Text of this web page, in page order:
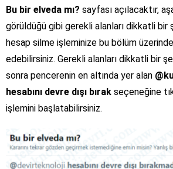
Bu bir elveda mı? sayfası açılacaktır,
görüldüğü gibi gerekli alanları dikkatli bir
hesap silme işleminize bu bölüm
edebilirsiniz. Gerekli alanları dikkatli bir
sonra pencerenin en altında yer alan
hesabını devre dışı bırak seçeneğine
işlemini başlatabilirsiniz.